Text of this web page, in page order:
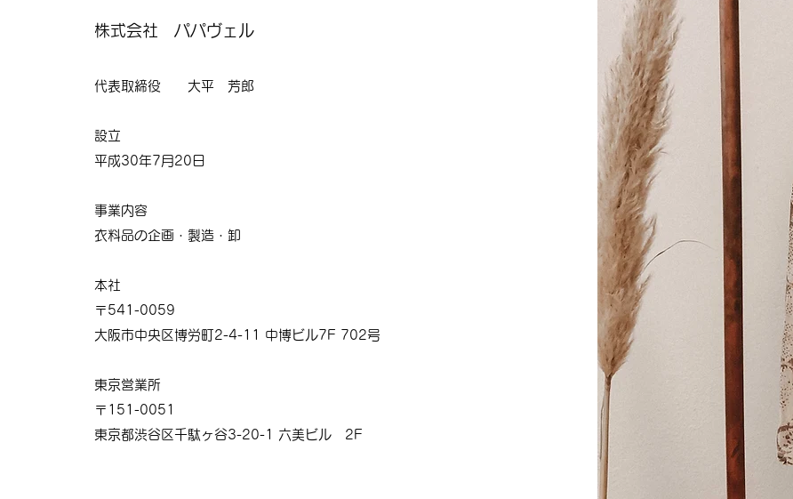
​株式会社 パパヴェル
代表取締役 大平 芳郎
設立
平成30年7月20日
事業内容
衣料品の企画・製造・卸
本社
〒541-0059
大阪市中央区博労町2-4-11 中博ビル7F 702号
東京営業所
〒151-0051
東京都渋谷区千駄ヶ谷3-20-1 六美ビル 2F